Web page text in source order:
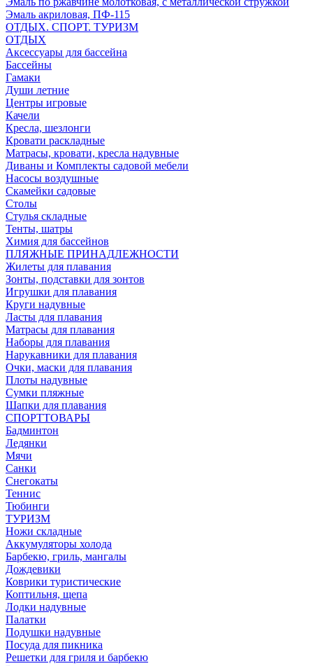
Эмаль акриловая, ПФ-115
ОТДЫХ. СПОРТ. ТУРИЗМ
ОТДЫХ
Аксессуары для бассейна
Бассейны
Гамаки
Души летние
Центры игровые
Качели
Кресла, шезлонги
Кровати раскладные
Матрасы, кровати, кресла надувные
Диваны и Комплекты садовой мебели
Насосы воздушные
Скамейки садовые
Столы
Стулья складные
Тенты, шатры
Химия для бассейнов
ПЛЯЖНЫЕ ПРИНАДЛЕЖНОСТИ
Жилеты для плавания
Зонты, подставки для зонтов
Игрушки для плавания
Круги надувные
Ласты для плавания
Матрасы для плавания
Наборы для плавания
Нарукавники для плавания
Очки, маски для плавания
Плоты надувные
Сумки пляжные
Шапки для плавания
СПОРТТОВАРЫ
Бадминтон
Ледянки
Мячи
Санки
Снегокаты
Теннис
Тюбинги
ТУРИЗМ
Ножи складные
Аккумуляторы холода
Барбекю, гриль, мангалы
Дождевики
Коврики туристические
Коптильня, щепа
Лодки надувные
Палатки
Подушки надувные
Посуда для пикника
Решетки для гриля и барбекю